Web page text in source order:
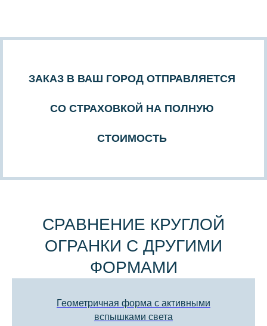
ЗАКАЗ В ВАШ ГОРОД ОТПРАВЛЯЕТСЯ
СО СТРАХОВКОЙ НА ПОЛНУЮ
СТОИМОСТЬ
Геометричная форма с активными
вспышками света